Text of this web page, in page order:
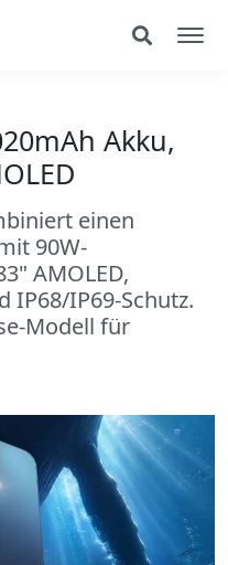
Akku,
einen
90W-
AMOLED,
IP68/IP69-Schutz.
Modell für